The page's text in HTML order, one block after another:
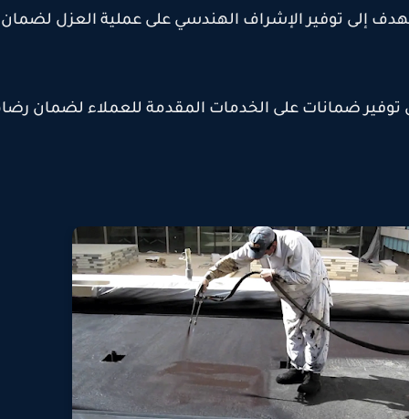
إلى توفير الإشراف الهندسي على عملية العزل لضمان
ضمانات على الخدمات المقدمة للعملاء لضمان